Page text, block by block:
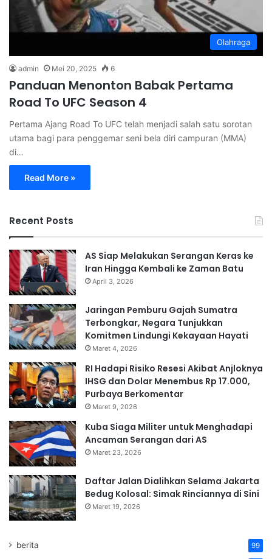
Olahraga
admin Mei 20, 2025 6
Panduan Menonton Babak Pertama
Road To UFC Season 4
Pertama Ajang Road To UFC telah menjadi salah satu sorotan
utama bagi para penggemar seni bela diri campuran (MMA)
di…
Read More »
Recent Posts
AS Siap Melakukan Serangan Keras ke
Iran Hingga Kembali ke Zaman Batu
April 3, 2026
Jaringan Pemburu Gajah Sumatra
Terbongkar, Negara Tunjukkan
Komitmen Lindungi Kekayaan Hayati
Maret 4, 2026
RI Hadapi Risiko Resesi Akibat Anjloknya
IHSG dan Dolar Menembus Rp 17.000,
Purbaya Berkomentar
Maret 9, 2026
Kuba Siaga Militer untuk Menghadapi
Ancaman Serangan dari AS
Maret 23, 2026
Daftar Jalan Dialihkan Selama Jakarta
Bedug Kolosal: Simak Rinciannya di Sini
Maret 19, 2026
berita 99